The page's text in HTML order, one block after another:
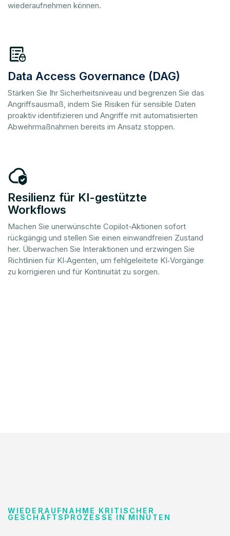
wiederaufnehmen können.
Data Access Governance (DAG)
Stärken Sie Ihr Sicherheitsniveau und begrenzen Sie das
Angriffsausmaß, indem Sie Risiken für sensible Daten
proaktiv identifizieren und Angriffe mit automatisierten
Abwehrmaßnahmen bereits im Ansatz stoppen.
Resilienz für KI-gestützte
Workflows
Machen Sie unerwünschte Copilot-Aktionen sofort
rückgängig und stellen Sie einen einwandfreien Zustand
her. Überwachen Sie Interaktionen und erzwingen Sie
Richtlinien für KI‑Agenten, um fehlgeleitete KI‑Vorgänge
zu korrigieren und für Kontinuität zu sorgen.
WIEDERAUFNAHME KRITISCHER
GESCHÄFTSPROZESSE IN MINUTEN